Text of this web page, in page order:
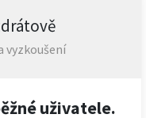
vyzkoušení
uživatele.